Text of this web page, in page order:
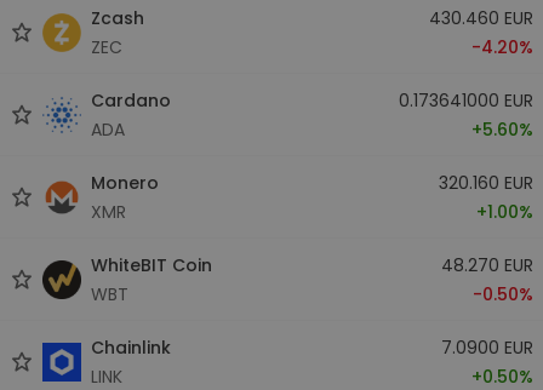
Zcash
ZEC
430.460 EUR
-4.20%
Cardano
ADA
0.173641000 EUR
+5.60%
Monero
XMR
320.160 EUR
+1.00%
WhiteBIT Coin
WBT
48.270 EUR
-0.50%
Chainlink
LINK
7.0900 EUR
+0.50%